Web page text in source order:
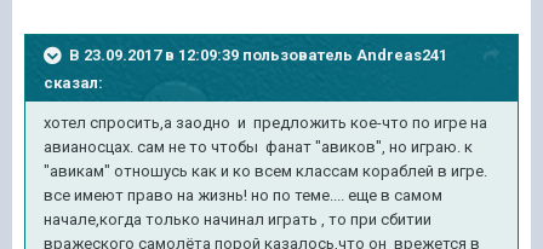
В 23.09.2017 в 12:09:39 пользователь Andreas241
сказал:
хотел спросить,а заодно и предложить кое-что по игре на
авианосцах. сам не то чтобы фанат "авиков", но играю. к
"авикам" отношусь как и ко всем классам кораблей в игре.
все имеют право на жизнь! но по теме.... еще в самом
начале,когда только начинал играть , то при сбитии
вражеского самолёта порой казалось,что он врежется в